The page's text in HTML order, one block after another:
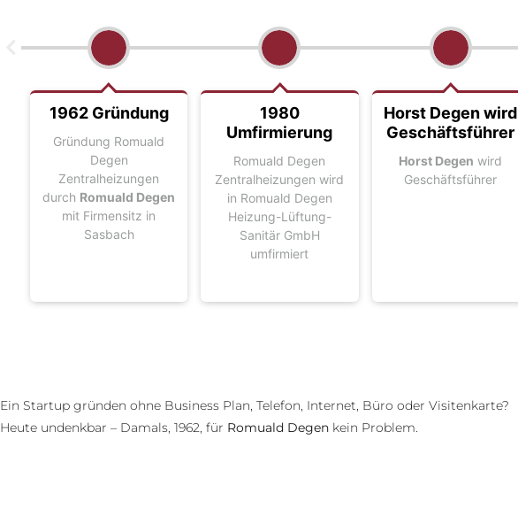
1962 Gründung
Gründung Romuald
Degen
Zentralheizungen
durch Romuald Degen
mit Firmensitz in
Sasbach
1980
Umfirmierung
Romuald Degen
Zentralheizungen wird
in Romuald Degen
Heizung-Lüftung-
Sanitär GmbH
umfirmiert
Horst Degen wird
Geschäftsführer
Horst Degen wird
Geschäftsführer
Ein Startup gründen ohne Business Plan, Telefon, Internet, Büro oder Visitenkarte?
Heute undenkbar – Damals, 1962, für Romuald Degen kein Problem.